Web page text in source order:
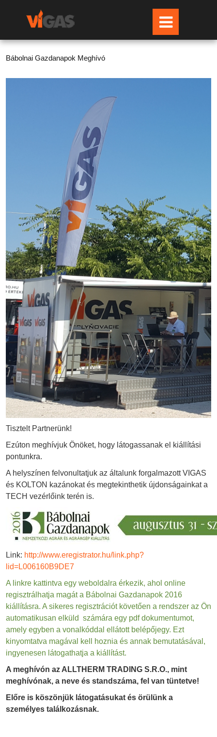
Bábolnai Gazdanapok Meghívó
Tisztelt Partnerünk!
Ezúton meghívjuk Önöket, hogy látogassanak el kiállítási
pontunkra.
A helyszínen felvonultatjuk az általunk forgalmazott VIGAS
és KOLTON kazánokat és megtekinthetik újdonságainkat a
TECH vezérlőink terén is.
Link: http://www.eregistrator.hu/link.php?
lid=L006160B9DE7
A linkre kattintva egy weboldalra érkezik, ahol online
regisztrálhatja magát a Bábolnai Gazdanapok 2016
kiállításra. A sikeres regisztrációt követően a rendszer az Ön
automatikusan elküld számára egy pdf dokumentumot,
amely egyben a vonalkóddal ellátott belépőjegy. Ezt
kinyomtatva magával kell hoznia és annak bemutatásával,
ingyenesen látogathatja a kiállítást.
A meghívón az ALLTHERM TRADING S.R.O., mint
meghívónak, a neve és standszáma, fel van tüntetve!
Előre is köszönjük látogatásukat és örülünk a
személyes találkozásnak.